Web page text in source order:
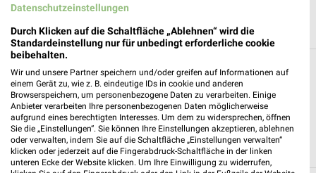
Alle Filialen, Adressen und Öffnungszeiten
von expert in und um Offenburg
Filialen und Öffnungszeiten von expert in der Umgebung von
Offenburg sortiert nach Entfernung. Der schnellste Weg zu
Deiner Lieblingsfiliale von expert.
Datenschutzeinstellungen
Durch Klicken auf die Schaltfläche „Ablehnen“ wird die
Standardeinstellung nur für unbedingt erforderliche cookie
beibehalten.
Wir und unsere Partner speichern und/oder greifen auf Informationen auf
einem Gerät zu, wie z. B. eindeutige IDs in cookie und anderen
Browserspeichern, um personenbezogene Daten zu verarbeiten. Einige
Anbieter verarbeiten Ihre personenbezogenen Daten möglicherweise
aufgrund eines berechtigten Interesses. Um dem zu widersprechen, öffnen
Sie die „Einstellungen“. Sie können Ihre Einstellungen akzeptieren, ablehnen
oder verwalten, indem Sie auf die Schaltfläche „Einstellungen verwalten“
klicken oder jederzeit auf die Fingerabdruck-Schaltfläche in der linken
unteren Ecke der Website klicken. Um Ihre Einwilligung zu widerrufen,